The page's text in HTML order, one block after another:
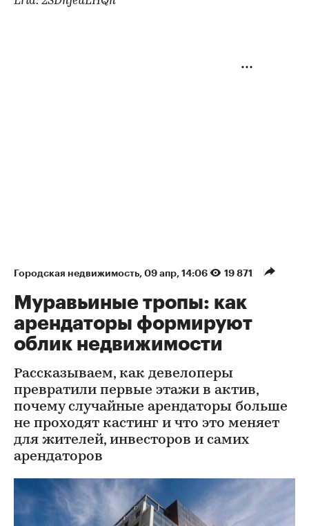
Городская недвижимость 09 апр, 14:06 19 871
Муравьиные тропы: как
арендаторы формируют
облик недвижимости
Рассказываем, как девелоперы
превратили первые этажи в актив,
почему случайные арендаторы больше
не проходят кастинг и что это меняет
для жителей, инвесторов и самих
арендаторов